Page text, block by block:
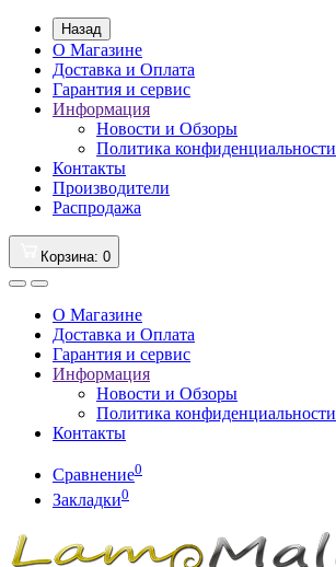
Назад
О Магазине
Доставка и Оплата
Гарантия и сервис
Информация
Новости и Обзоры
Политика конфиденциальности
Контакты
Производители
Распродажа
Корзина: 0
О Магазине
Доставка и Оплата
Гарантия и сервис
Информация
Новости и Обзоры
Политика конфиденциальности
Контакты
Сравнение0
Закладки0